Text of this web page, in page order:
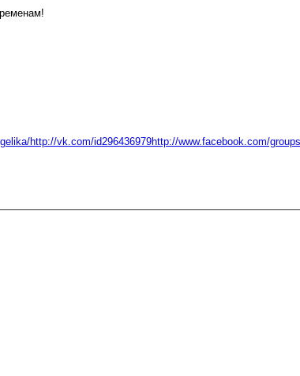
http://vk.com/id296436979http://www.facebook.com/